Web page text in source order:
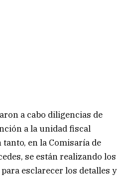
a cabo diligencias de
a la unidad fiscal
en la Comisaría de
se están realizando los
esclarecer los detalles y